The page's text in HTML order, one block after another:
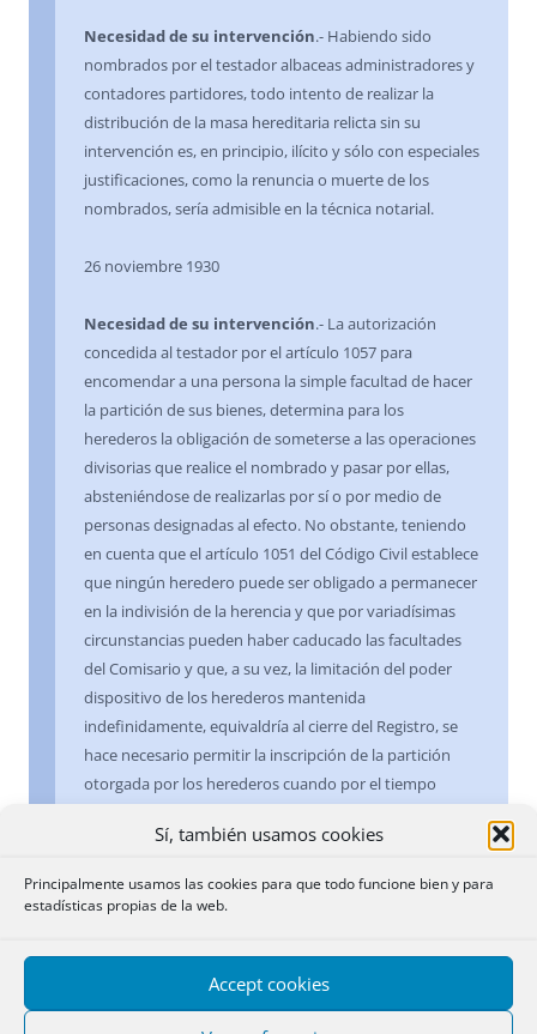
Sí, también usamos cookies
Principalmente usamos las cookies para que todo funcione bien y para
estadísticas propias de la web.
Accept cookies
Necesidad de su intervención.- Habiendo sido
nombrados por el testador albaceas administradores y
contadores partidores, todo intento de realizar la
distribución de la masa hereditaria relicta sin su
intervención es, en principio, ilícito y sólo con especiales
justificaciones, como la renuncia o muerte de los
nombrados, sería admisible en la técnica notarial.
26 noviembre 1930
Necesidad de su intervención.- La autorización
concedida al testador por el artículo 1057 para
encomendar a una persona la simple facultad de hacer
la partición de sus bienes, determina para los
herederos la obligación de someterse a las operaciones
divisorias que realice el nombrado y pasar por ellas,
absteniéndose de realizarlas por sí o por medio de
personas designadas al efecto. No obstante, teniendo
en cuenta que el artículo 1051 del Código Civil establece
que ningún heredero puede ser obligado a permanecer
en la indivisión de la herencia y que por variadísimas
circunstancias pueden haber caducado las facultades
del Comisario y que, a su vez, la limitación del poder
dispositivo de los herederos mantenida
indefinidamente, equivaldría al cierre del Registro, se
hace necesario permitir la inscripción de la partición
otorgada por los herederos cuando por el tiempo
las circunstancias de fallecimiento, incapacidad o
de relieve, se venga en conocimiento de su licitad y
argumentos esgrimidos por el recurrente son que se
trata una simple manifestación de herencia hecha por
el heredero único que adquiere sin copartícipes,